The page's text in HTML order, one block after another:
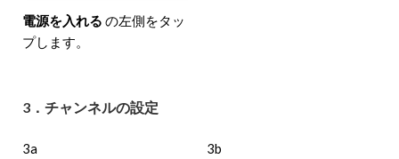
電源を入れる の左側をタッ
プします。
3．チャンネルの設定
3a 3b